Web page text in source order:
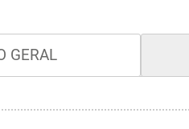
GERAL